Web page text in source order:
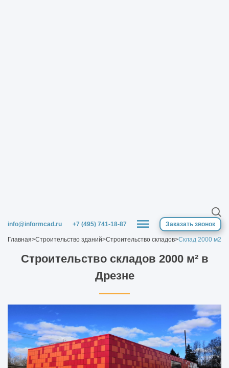
info@informcad.ru +7 (495) 741-18-87 Заказать звонок
Главная>Строительство зданий>Строительство складов>Склад 2000 м2
Строительство cкладов 2000 м² в
Дрезне